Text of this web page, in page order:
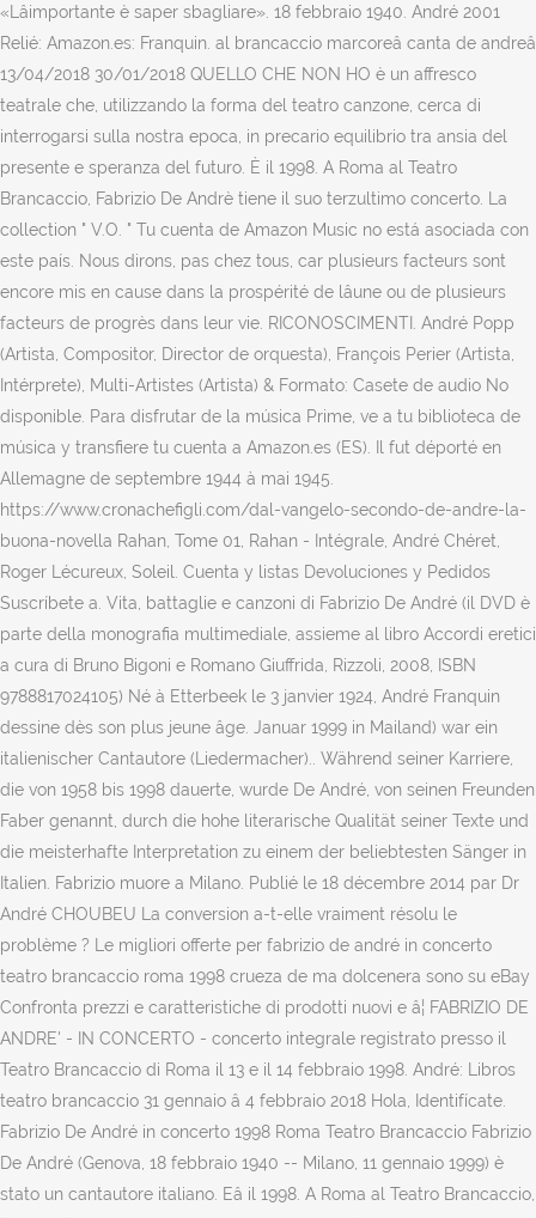
«Lâimportante è saper sbagliare». 18 febbraio 1940. André 2001
Relié: Amazon.es: Franquin. al brancaccio marcoreâ canta de andreâ
13/04/2018 30/01/2018 QUELLO CHE NON HO è un affresco
teatrale che, utilizzando la forma del teatro canzone, cerca di
interrogarsi sulla nostra epoca, in precario equilibrio tra ansia del
presente e speranza del futuro. È il 1998. A Roma al Teatro
Brancaccio, Fabrizio De Andrè tiene il suo terzultimo concerto. La
collection " V.O. " Tu cuenta de Amazon Music no está asociada con
este país. Nous dirons, pas chez tous, car plusieurs facteurs sont
encore mis en cause dans la prospérité de lâune ou de plusieurs
facteurs de progrès dans leur vie. RICONOSCIMENTI. André Popp
(Artista, Compositor, Director de orquesta), François Perier (Artista,
Intérprete), Multi-Artistes (Artista) & Formato: Casete de audio No
disponible. Para disfrutar de la música Prime, ve a tu biblioteca de
música y transfiere tu cuenta a Amazon.es (ES). Il fut déporté en
Allemagne de septembre 1944 à mai 1945.
https://www.cronachefigli.com/dal-vangelo-secondo-de-andre-la-
buona-novella Rahan, Tome 01, Rahan - Intégrale, André Chéret,
Roger Lécureux, Soleil. Cuenta y listas Devoluciones y Pedidos
Suscríbete a. Vita, battaglie e canzoni di Fabrizio De André (il DVD è
parte della monografia multimediale, assieme al libro Accordi eretici
a cura di Bruno Bigoni e Romano Giuffrida, Rizzoli, 2008, ISBN
9788817024105) Né à Etterbeek le 3 janvier 1924, André Franquin
dessine dès son plus jeune âge. Januar 1999 in Mailand) war ein
italienischer Cantautore (Liedermacher).. Während seiner Karriere,
die von 1958 bis 1998 dauerte, wurde De André, von seinen Freunden
Faber genannt, durch die hohe literarische Qualität seiner Texte und
die meisterhafte Interpretation zu einem der beliebtesten Sänger in
Italien. Fabrizio muore a Milano. Publié le 18 décembre 2014 par Dr
André CHOUBEU La conversion a-t-elle vraiment résolu le
problème ? Le migliori offerte per fabrizio de andré in concerto
teatro brancaccio roma 1998 crueza de ma dolcenera sono su eBay
Confronta prezzi e caratteristiche di prodotti nuovi e â¦ FABRIZIO DE
ANDRE' - IN CONCERTO - concerto integrale registrato presso il
Teatro Brancaccio di Roma il 13 e il 14 febbraio 1998. André: Libros
teatro brancaccio 31 gennaio â 4 febbraio 2018 Hola, Identifícate.
Fabrizio De André in concerto 1998 Roma Teatro Brancaccio Fabrizio
De André (Genova, 18 febbraio 1940 -- Milano, 11 gennaio 1999) è
stato un cantautore italiano. Eâ il 1998. A Roma al Teatro Brancaccio,